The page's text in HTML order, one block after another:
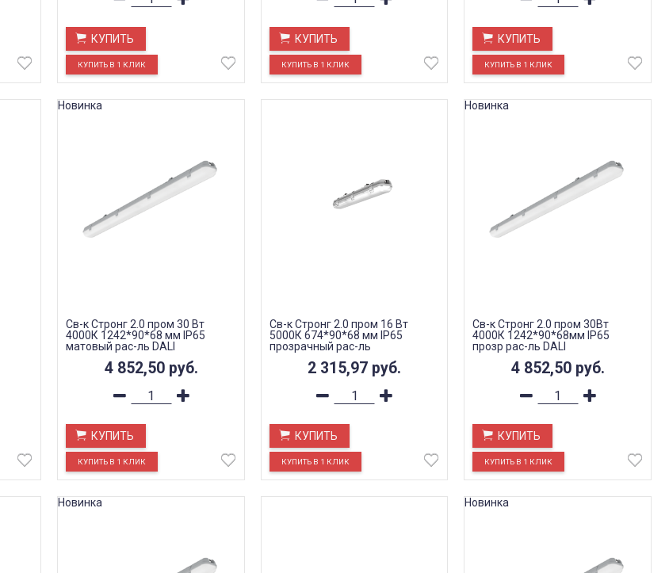
КУПИТЬ КУПИТЬ КУПИТЬ
Св-к Стронг 2.0 пром 30 Вт
4000К 1242*90*68 мм IP65
матовый рас-ль DALI
4 852,50 руб.
КУПИТЬ
Новинка
Св-к Стронг 2.0 пром 16 Вт
5000К 674*90*68 мм IP65
прозрачный рас-ль
2 315,97 руб.
КУПИТЬ
Св-к Стронг 2.0 пром 30Вт
4000К 1242*90*68мм IP65
прозр рас-ль DALI
4 852,50 руб.
КУПИТЬ
Новинка
Новинка Новинка